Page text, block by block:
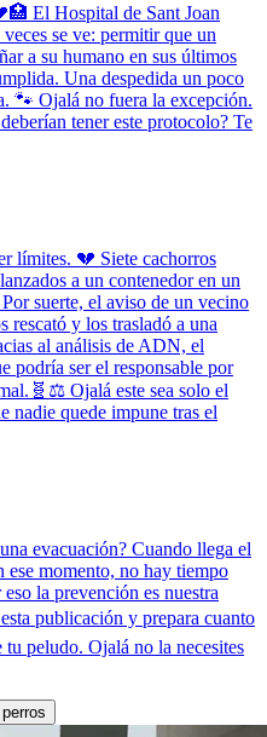
El Hospital de Sant Joan
se ve: permitir que un
a su humano en sus últimos
Una despedida un poco
🐾 Ojalá no fuera la excepción.
tener este protocolo? Te
límites. 💔 Siete cachorros
a un contenedor en un
suerte, el aviso de un vecino
y los trasladó a una
al análisis de ADN, el
podría ser el responsable por
Ojalá este sea solo el
nadie quede impune tras el
evacuación? Cuando llega el
ese momento, no hay tiempo
la prevención es nuestra
publicación y prepara cuanto
tu peludo. Ojalá no la necesites